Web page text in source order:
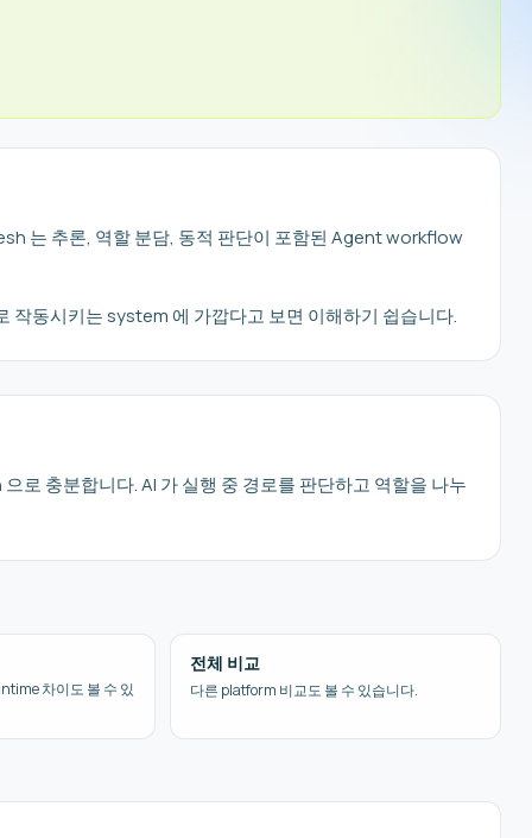
는 추론, 역할 분담, 동적 판단이 포함된 Agent workflow
동시키는 system 에 가깝다고 보면 이해하기 쉽습니다.
충분합니다. AI 가 실행 중 경로를 판단하고 역할을 나누
차이도 볼 수 있
전체 비교
다른 platform 비교도 볼 수 있습니다.